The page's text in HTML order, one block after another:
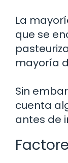
La
que se
mayoría
Sin
cuenta
antes de